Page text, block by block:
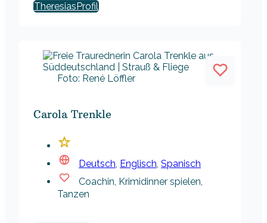
Theresias
Foto: René Löffler
Carola Trenkle
Deutsch, Englisch, Spanisch
Coachin, Krimidinner spielen,
Tanzen